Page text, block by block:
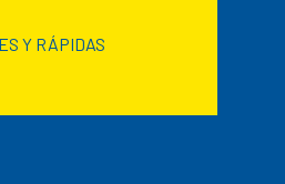
Y RÁPIDAS